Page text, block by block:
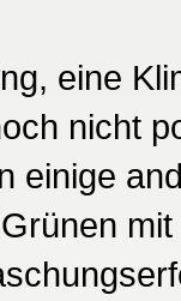
eine
nicht
einige